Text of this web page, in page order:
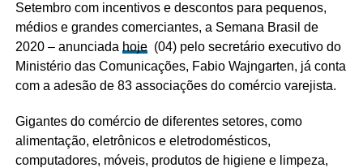
Setembro com incentivos e descontos para pequenos,
médios e grandes comerciantes, a Semana Brasil de
2020 – anunciada hoje(04) pelo secretário executivo do
Ministério das Comunicações, Fabio Wajngarten, já conta
com a adesão de 83 associações do comércio varejista.
Gigantes do comércio de diferentes setores, como
alimentação, eletrônicos e eletrodomésticos,
computadores, móveis, produtos de higiene e limpeza,